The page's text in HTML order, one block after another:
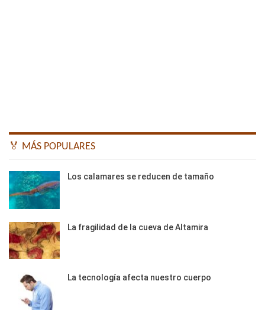
🏅 MÁS POPULARES
Los calamares se reducen de tamaño
La fragilidad de la cueva de Altamira
La tecnología afecta nuestro cuerpo